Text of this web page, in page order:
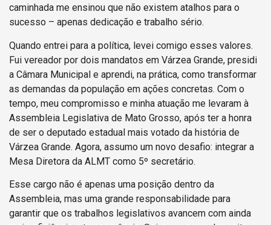
caminhada me ensinou que não existem atalhos para o
sucesso – apenas dedicação e trabalho sério.
Quando entrei para a política, levei comigo esses valores.
Fui vereador por dois mandatos em Várzea Grande, presidi
a Câmara Municipal e aprendi, na prática, como transformar
as demandas da população em ações concretas. Com o
tempo, meu compromisso e minha atuação me levaram à
Assembleia Legislativa de Mato Grosso, após ter a honra
de ser o deputado estadual mais votado da história de
Várzea Grande. Agora, assumo um novo desafio: integrar a
Mesa Diretora da ALMT como 5º secretário.
Esse cargo não é apenas uma posição dentro da
Assembleia, mas uma grande responsabilidade para
garantir que os trabalhos legislativos avancem com ainda